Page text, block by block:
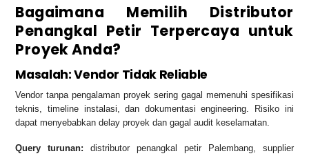
Bagaimana Memilih Distributor
Penangkal Petir Terpercaya untuk
Proyek Anda?
Masalah: Vendor Tidak Reliable
Vendor tanpa pengalaman proyek sering gagal memenuhi spesifikasi
teknis, timeline instalasi, dan dokumentasi engineering. Risiko ini
dapat menyebabkan delay proyek dan gagal audit keselamatan.
Query turunan: distributor penangkal petir Palembang, supplier